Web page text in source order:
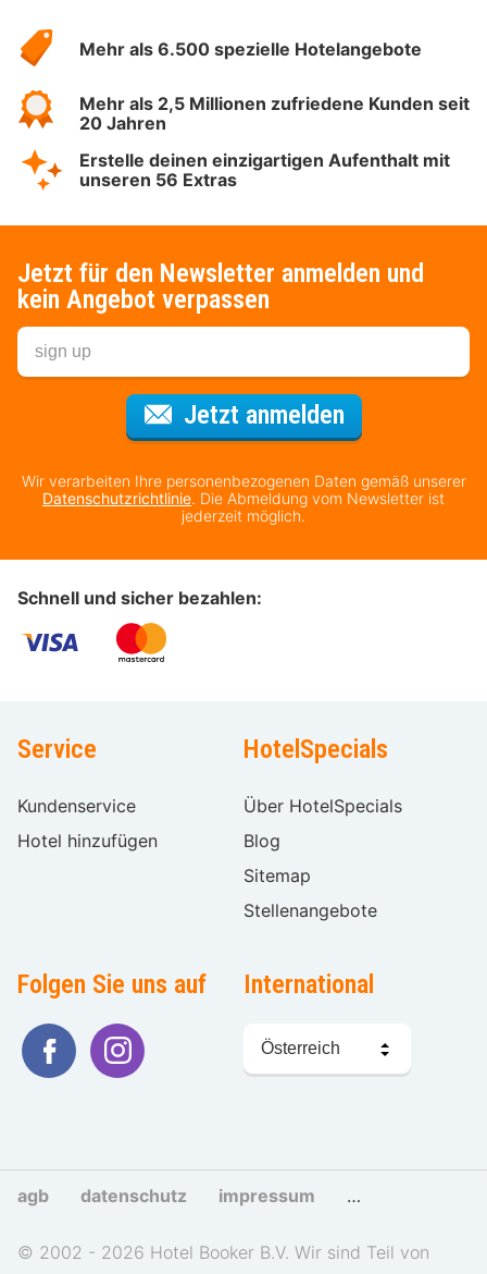
Hotelspecials
Mehr als 6.500 spezielle Hotelangebote
Mehr als 2,5 Millionen zufriedene Kunden seit
20 Jahren
Erstelle deinen einzigartigen Aufenthalt mit
unseren 56 Extras
Jetzt für den Newsletter anmelden und
kein Angebot verpassen
Jetzt anmeldenFür den
Wir verarbeiten Ihre personenbezogenen Daten gemäß unserer
Datenschutzrichtlinie. Die Abmeldung vom Newsletter ist
jederzeit möglich.
Schnell und sicher bezahlen:
Service
Kundenservice
Hotel hinzufügen
HotelSpecials
Über HotelSpecials
Blog
Sitemap
Stellenangebote
Folgen Sie uns auf International
Sprache
wählen
agb datenschutz impressum cookies und
© 2002 - 2026 Hotel Booker B.V. Wir sind Teil von